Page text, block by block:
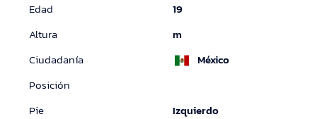
Edad
19
Altura
m
Ciudadanía
México
Posición
Pie
Izquierdo